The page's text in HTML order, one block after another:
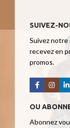
SUIVEZ-
Suivez
recevez en
promos.
OU
Abonnez